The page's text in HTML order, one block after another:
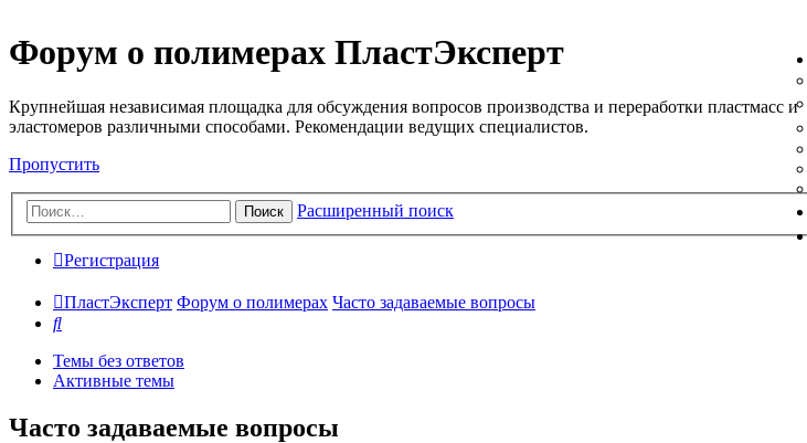
Форум о полимерах ПластЭксперт
Крупнейшая независимая площадка для обсуждения вопросов производства и переработки пластмасс и
эластомеров различными способами. Рекомендации ведущих специалистов.
Пропустить
Поиск Расширенный поиск
Регистрация
ПластЭксперт Форум о полимерах Часто задаваемые вопросы
Поиск
Темы без ответов
Активные темы
Часто задаваемые вопросы